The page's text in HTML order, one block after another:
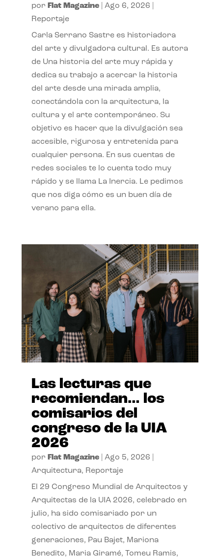
por Flat Magazine| Ago 6, 2026
Reportaje
Carla Serrano Sastre es historiadora
del arte y divulgadora cultural. Es autora
de Una historia del arte muy rápida y
dedica su trabajo a acercar la historia
del arte desde una mirada amplia,
conectándola con la arquitectura, la
cultura y el arte contemporáneo. Su
objetivo es hacer que la divulgación sea
accesible, rigurosa y entretenida para
cualquier persona. En sus cuentas de
redes sociales te lo cuenta todo muy
rápido y se llama La Inercia. Le pedimos
que nos diga cómo es un buen día de
verano para ella.
Las lecturas que
recomiendan… los
comisarios del
congreso de la UIA
2026
por Flat Magazine| Ago 5, 2026
Arquitectura, Reportaje
El 29 Congreso Mundial de Arquitectos y
Arquitectas de la UIA 2026, celebrado en
julio, ha sido comisariado por un
colectivo de arquitectos de diferentes
generaciones, Pau Bajet, Mariona
Benedito, Maria Giramé, Tomeu Ramis,